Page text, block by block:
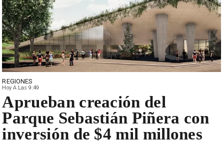
REGIONES
Hoy A Las 9:49
Aprueban creación del
Parque Sebastián Piñera con
inversión de $4 mil millones